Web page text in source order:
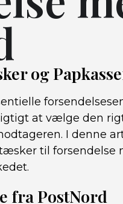
og
at vælge den
I denne
til forsendelse
fra PostNord